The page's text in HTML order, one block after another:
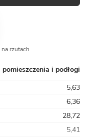
rzutach
pomieszczenia i podłogi
5,63
6,36
28,72
5,41